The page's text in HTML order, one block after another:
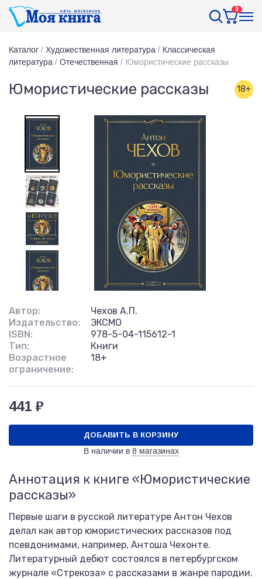
0
Каталог / Художественная литература / Классическая
литература / Отечественная / Юмористические рассказы
Юмористические рассказы 18+
Автор:
Чехов А.П.
Издательство:
ЭКСМО
ISBN:
978-5-04-115612-1
Тип:
Книги
Возрастное
ограничение:
18+
441 ₽
ДОБАВИТЬ В КОРЗИНУ
В наличии в 8 магазинах
Аннотация к книге «Юмористические
рассказы»
Первые шаги в русской литературе Антон Чехов
делал как автор юмористических рассказов под
псевдонимами, например, Антоша Чехонте.
Литературный дебют состоялся в петербургском
журнале «Стрекоза» с рассказами в жанре пародии.